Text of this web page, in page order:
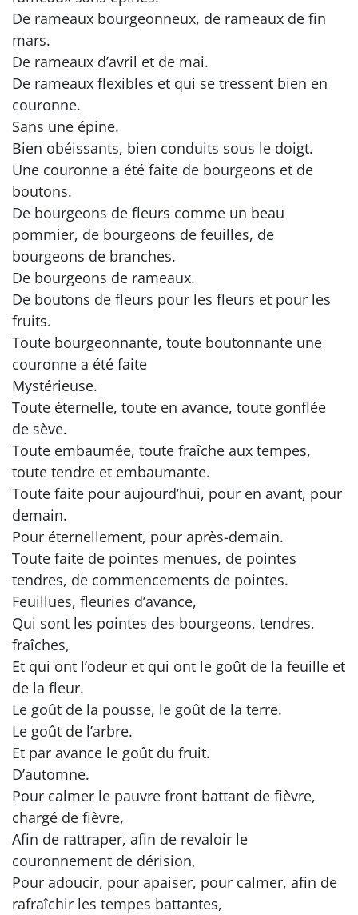
De rameaux bourgeonneux, de rameaux de fin
mars.
De rameaux d’avril et de mai.
De rameaux flexibles et qui se tressent bien en
couronne.
Sans une épine.
Bien obéissants, bien conduits sous le doigt.
Une couronne a été faite de bourgeons et de
boutons.
De bourgeons de fleurs comme un beau
pommier, de bourgeons de feuilles, de
bourgeons de branches.
De bourgeons de rameaux.
De boutons de fleurs pour les fleurs et pour les
fruits.
Toute bourgeonnante, toute boutonnante une
couronne a été faite
Mystérieuse.
Toute éternelle, toute en avance, toute gonflée
de sève.
Toute embaumée, toute fraîche aux tempes,
toute tendre et embaumante.
Toute faite pour aujourd’hui, pour en avant, pour
demain.
Pour éternellement, pour après-demain.
Toute faite de pointes menues, de pointes
tendres, de commencements de pointes.
Feuillues, fleuries d’avance,
Qui sont les pointes des bourgeons, tendres,
fraîches,
Et qui ont l’odeur et qui ont le goût de la feuille et
de la fleur.
Le goût de la pousse, le goût de la terre.
Le goût de l’arbre.
Et par avance le goût du fruit.
D’automne.
Pour calmer le pauvre front battant de fièvre,
chargé de fièvre,
Afin de rattraper, afin de revaloir le
couronnement de dérision,
Pour adoucir, pour apaiser, pour calmer, afin de
rafraîchir les tempes battantes,